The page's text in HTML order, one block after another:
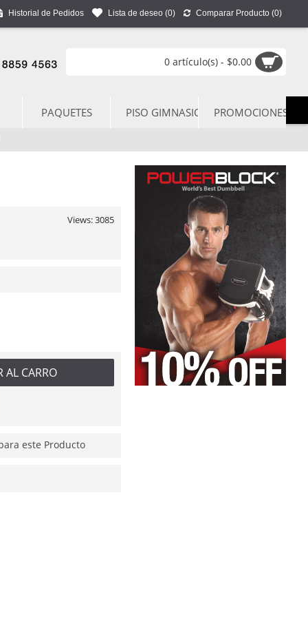
Historial de Pedidos Lista de deseo (0) Comparar Producto (0)
0 artículo(s) - $0.00
PAQUETES PISO GIMNASIO PROMOCIONES
Views: 3085
AL CARRO
este Producto